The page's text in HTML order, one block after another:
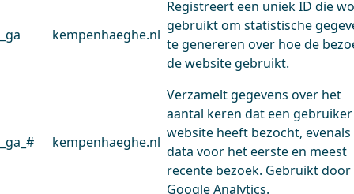
_ga kempenhaeghe.nl
Registreert een uniek ID die
gebruikt om statistische
te genereren over hoe de
de website gebruikt.
_ga_# kempenhaeghe.nl
Verzamelt gegevens over het
aantal keren dat een
website heeft bezocht, evenals
data voor het eerste en meest
recente bezoek. Gebruikt door
Google Analytics.